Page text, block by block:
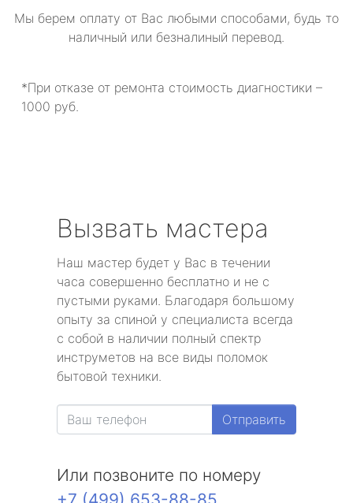
Мы берем оплату от Вас любыми способами, будь то
наличный или безналиный перевод.
*При отказе от ремонта стоимость диагностики –
1000 руб.
Вызвать мастера
Наш мастер будет у Вас в течении
часа совершенно бесплатно и не с
пустыми руками. Благодаря большому
опыту за спиной у специалиста всегда
с собой в наличии полный спектр
инструметов на все виды поломок
бытовой техники.
Отправить
Или позвоните по номеру